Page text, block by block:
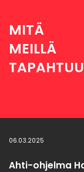
MITÄ
MEILLÄ
06.03.2025
Ahti-ohjelma